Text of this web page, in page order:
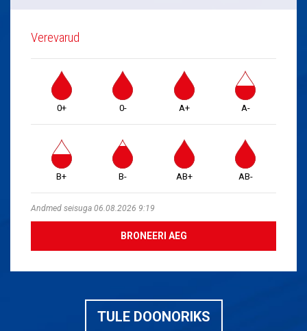
Verevarud
0+ 0- A+ A-
B+ B- AB+ AB-
Andmed seisuga 06.08.2026 9:19
BRONEERI AEG
TULE DOONORIKS